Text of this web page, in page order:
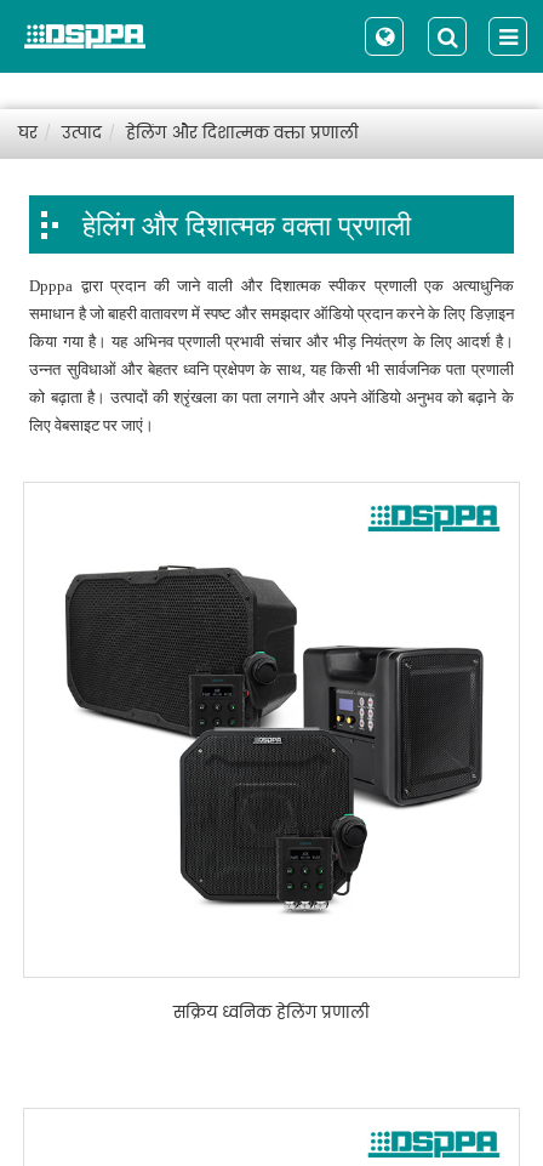
घर उत्पाद हेलिंग और दिशात्मक वक्ता प्रणाली
हेलिंग और दिशात्मक वक्ता प्रणाली
Dpppa द्वारा प्रदान की जाने वाली और दिशात्मक स्पीकर प्रणाली एक अत्याधुनिक
समाधान है जो बाहरी वातावरण में स्पष्ट और समझदार ऑडियो प्रदान करने के लिए डिज़ाइन
किया गया है। यह अभिनव प्रणाली प्रभावी संचार और भीड़ नियंत्रण के लिए आदर्श है।
उन्नत सुविधाओं और बेहतर ध्वनि प्रक्षेपण के साथ, यह किसी भी सार्वजनिक पता प्रणाली
को बढ़ाता है। उत्पादों की श्रृंखला का पता लगाने और अपने ऑडियो अनुभव को बढ़ाने के
लिए वेबसाइट पर जाएं।
सक्रिय ध्वनिक हेलिंग प्रणाली